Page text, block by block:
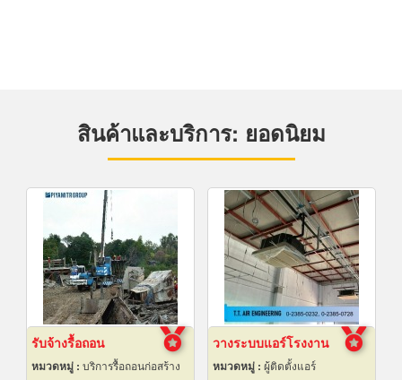
สินค้าและบริการ: ยอดนิยม
รับจ้างรื้อถอน
หมวดหมู่ : บริการรื้อถอนก่อสร้าง
วางระบบแอร์โรงงาน
หมวดหมู่ : ผู้ติดตั้งแอร์